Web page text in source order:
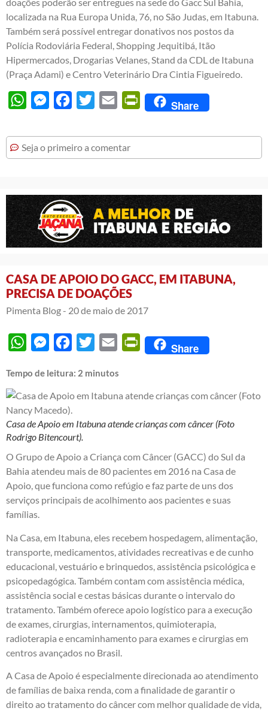
localizada na Rua Europa Unida, 76, no São Judas, em Itabuna.
Também será possível entregar donativos nos postos da
Polícia Rodoviária Federal, Shopping Jequitibá, Itão
Hipermercados, Drogarias Velanes, Stand da CDL de Itabuna
(Praça Adami) e Centro Veterinário Dra Cintia Figueiredo.
WhatsAppMessengerFacebook
Twitter Email PrintFriendly
Share
Seja o primeiro a comentar
CASA DE APOIO DO GACC, EM ITABUNA,
PRECISA DE DOAÇÕES
Pimenta Blog - 20 de maio de 2017
WhatsAppMessengerFacebook
Twitter Email PrintFriendly
Share
Tempo de leitura: 2 minutos
Casa de Apoio em Itabuna atende crianças com câncer (Foto
Rodrigo Bitencourt).
O Grupo de Apoio a Criança com Câncer (GACC) do Sul da
Bahia atendeu mais de 80 pacientes em 2016 na Casa de
Apoio, que funciona como refúgio e faz parte de uns dos
serviços principais de acolhimento aos pacientes e suas
famílias.
Na Casa, em Itabuna, eles recebem hospedagem, alimentação,
transporte, medicamentos, atividades recreativas e de cunho
educacional, vestuário e brinquedos, assistência psicológica e
psicopedagógica. Também contam com assistência médica,
assistência social e cestas básicas durante o intervalo do
tratamento. Também oferece apoio logístico para a execução
de exames, cirurgias, internamentos, quimioterapia,
radioterapia e encaminhamento para exames e cirurgias em
centros avançados no Brasil.
A Casa de Apoio é especialmente direcionada ao atendimento
de famílias de baixa renda, com a finalidade de garantir o
direito ao tratamento do câncer com melhor qualidade de vida,